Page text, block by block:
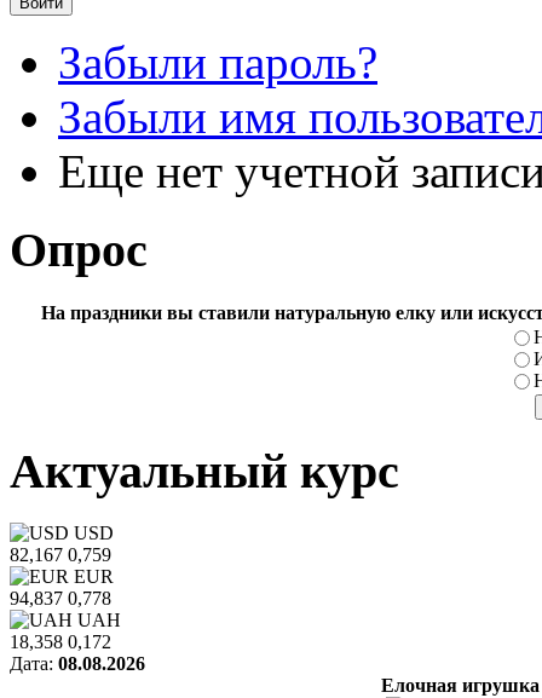
Забыли пароль?
Забыли имя
Еще нет учетной
Опрос
На праздники вы ставили натуральную елку или
Актуальный курс
USD
82,167 0,759
EUR
94,837 0,778
UAH
18,358 0,172
Дата: 08.08.2026
Елочная игрушка